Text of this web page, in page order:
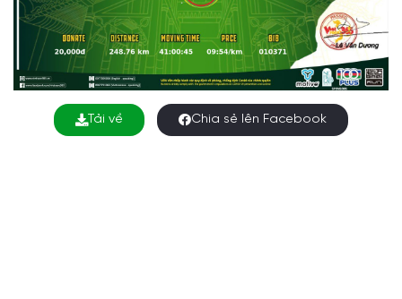
Tải về Chia sẻ lên Facebook